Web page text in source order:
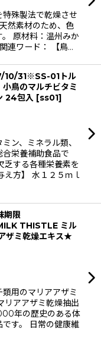
殊製法で乾燥させ
然素材のため、色
原材料：温州みか
連ワード： 【鳥…
10/31※SS-01トル
鳥のマルチビタミ
24包入 [ss01]
ン、ミネラル類、
栄養補助食品で
乏する各種栄養素を
え方】 水１２５ｍｌ
期限
THISTLE ミル
ザミ乾燥エキス★
用のマリアアザミ
リアアザミ乾燥抽出
年の歴史のある体
す。 日常の健康維